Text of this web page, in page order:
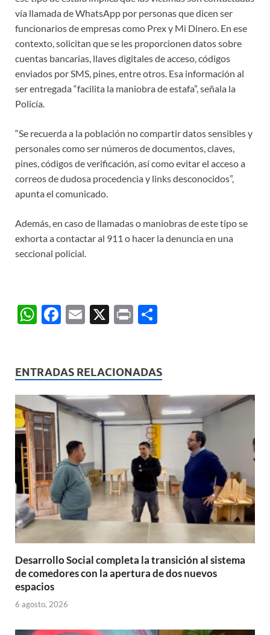
vía llamada de WhatsApp por personas que dicen ser
funcionarios de empresas como Prex y Mi Dinero. En ese
contexto, solicitan que se les proporcionen datos sobre
cuentas bancarias, llaves digitales de acceso, códigos
enviados por SMS, pines, entre otros. Esa información al
ser entregada “facilita la maniobra de estafa”, señala la
Policía.
“Se recuerda a la población no compartir datos sensibles y
personales como ser números de documentos, claves,
pines, códigos de verificación, así como evitar el acceso a
correos de dudosa procedencia y links desconocidos”,
apunta el comunicado.
Además, en caso de llamadas o maniobras de este tipo se
exhorta a contactar al 911 o hacer la denuncia en una
seccional policial.
W
s
A
p
p
F
b
o
o
E
X
P
p
ar
ti
r
ENTRADAS RELACIONADAS
Desarrollo Social completa la transición al sistema
de comedores con la apertura de dos nuevos
espacios
6 agosto, 2026